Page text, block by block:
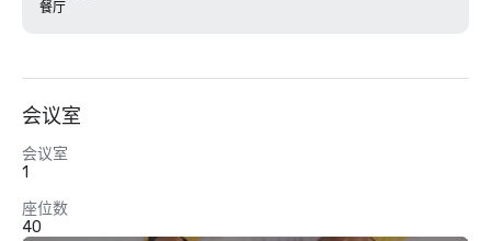
餐厅
会议室
会议室
1
座位数
40